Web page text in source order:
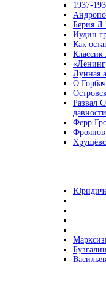
1937-
Берия
Иудин
Как
Лунная
О
Развал
давности
Ферр